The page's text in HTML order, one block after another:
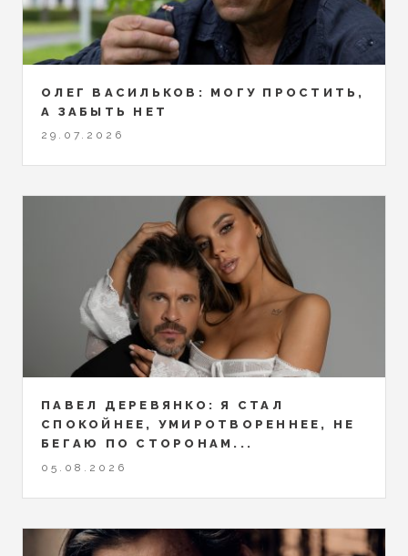
ОЛЕГ ВАСИЛЬКОВ: МОГУ ПРОСТИТЬ,
А ЗАБЫТЬ НЕТ
29.07.2026
ПАВЕЛ ДЕРЕВЯНКО: Я СТАЛ
СПОКОЙНЕЕ, УМИРОТВОРЕННЕЕ, НЕ
БЕГАЮ ПО СТОРОНАМ...
05.08.2026